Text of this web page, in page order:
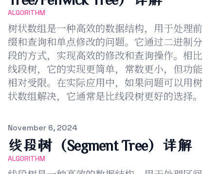
ALGORITHM
树状数组是一种高效的数据结构，用于处理前
缀和查询和单点修改的问题。它通过二进制分
段的方式，实现高效的修改和查询操作。相比
线段树，它的实现更简单，常数更小，但功能
相对受限。在实际应用中，如果问题可以用树
状数组解决，它通常是比线段树更好的选择。
Published on
November 6, 2024
线段树（Segment Tree）详解
ALGORITHM